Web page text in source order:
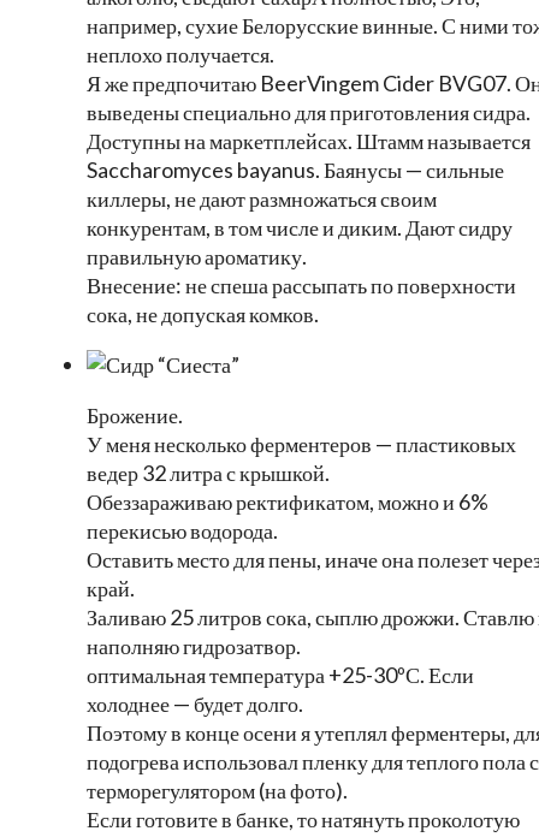
например, сухие Белорусские винные. С ними
неплохо получается.
Я же предпочитаю BeerVingem Cider BVG07.
выведены специально для приготовления сидра.
Доступны на маркетплейсах. Штамм называется
Saccharomyces bayanus. Баянусы — сильные
киллеры, не дают размножаться своим
конкурентам, в том числе и диким. Дают сидру
правильную ароматику.
Внесение: не спеша рассыпать по поверхности
сока, не допуская комков.
Брожение.
У меня несколько ферментеров — пластиковых
ведер 32 литра с крышкой.
Обеззараживаю ректификатом, можно и 6%
перекисью водорода.
Оставить место для пены, иначе она полезет
край.
Заливаю 25 литров сока, сыплю дрожжи. Ставлю
наполняю гидрозатвор.
оптимальная температура +25-30ºС. Если
холоднее — будет долго.
Поэтому в конце осени я утеплял ферментеры,
подогрева использовал пленку для теплого пола с
терморегулятором (на фото).
Если готовите в банке, то натянуть проколотую